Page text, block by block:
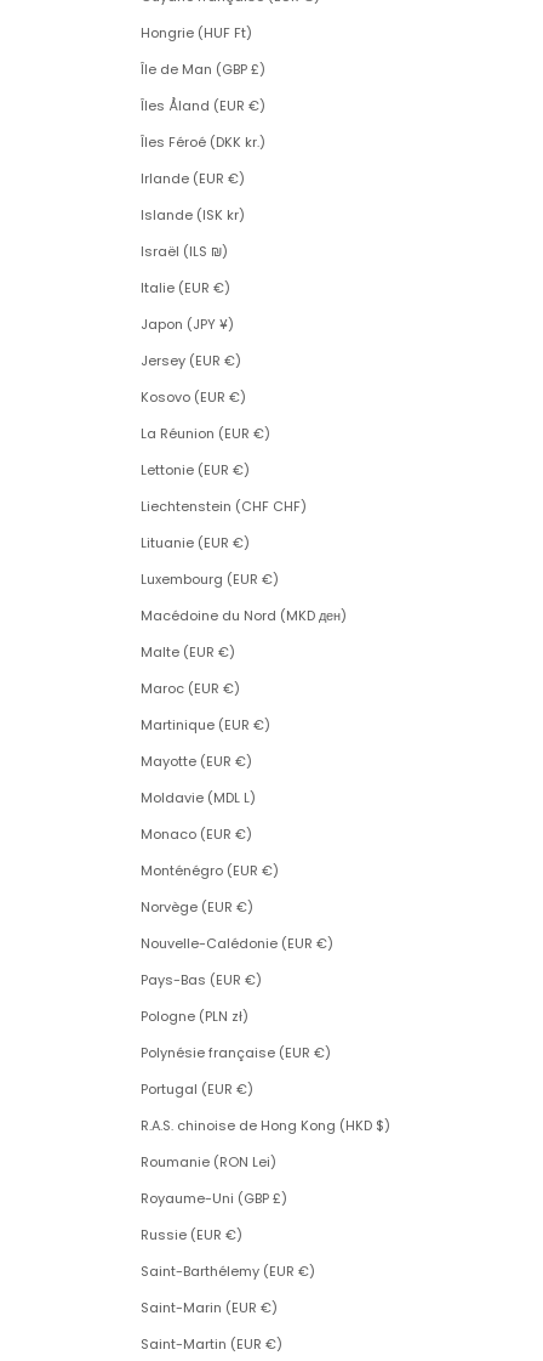
Hongrie (HUF Ft)
Île de Man (GBP £)
Îles Åland (EUR €)
Îles Féroé (DKK kr.)
Irlande (EUR €)
Islande (ISK kr)
Israël (ILS ₪)
Italie (EUR €)
Japon (JPY ¥)
Jersey (EUR €)
Kosovo (EUR €)
La Réunion (EUR €)
Lettonie (EUR €)
Liechtenstein (CHF CHF)
Lituanie (EUR €)
Luxembourg (EUR €)
Macédoine du Nord (MKD ден)
Malte (EUR €)
Maroc (EUR €)
Martinique (EUR €)
Mayotte (EUR €)
Moldavie (MDL L)
Monaco (EUR €)
Monténégro (EUR €)
Norvège (EUR €)
Nouvelle-Calédonie (EUR €)
Pays-Bas (EUR €)
Pologne (PLN zł)
Polynésie française (EUR €)
Portugal (EUR €)
R.A.S. chinoise de Hong Kong (HKD $)
Roumanie (RON Lei)
Royaume-Uni (GBP £)
Russie (EUR €)
Saint-Barthélemy (EUR €)
Saint-Marin (EUR €)
Saint-Martin (EUR €)